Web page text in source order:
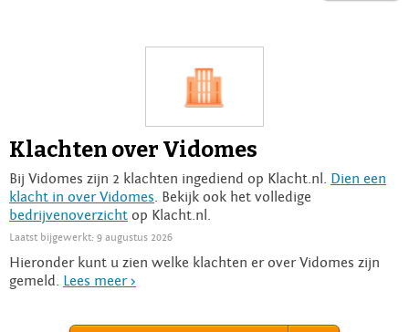
Login
Klachten over Vidomes
Bij Vidomes zijn 2 klachten ingediend op Klacht.nl. Dien een
klacht in over Vidomes . Bekijk ook het volledige
bedrijvenoverzicht op Klacht.nl.
Laatst bijgewerkt: 9 augustus 2026
Hieronder kunt u zien welke klachten er over Vidomes zijn
gemeld. Lees meer >